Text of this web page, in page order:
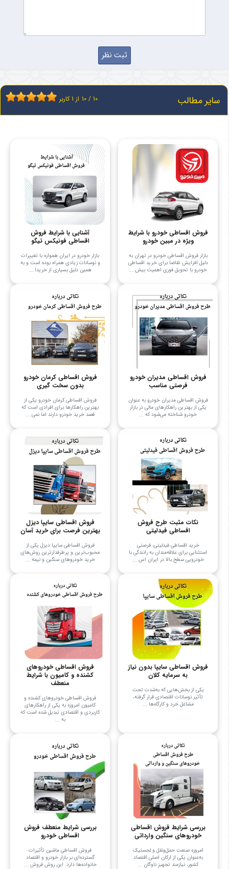
سایر مطالب 10 / 10 از 1کاربر
فروش اقساطی خودرو با شرایط
ویژه در مبین خودرو
بازار فروش اقساطی خودرو در تهران به
دلیل افزایش تقاضا برای خرید اقساطی
خودرو با تحویل فوری اهمیت بیش ...
آشنایی با شرایط فروش
اقساطی فونیکس تیگو
بازار خودرو در ایران همواره با تغییرات
و نوسانات زیادی همراه بوده است و به
همین دلیل بسیاری از خریدا ...
فروش اقساطی مدیران خودرو
فرصتی مناسب
فروش اقساطی مدیران خودرو به عنوان
یکی از بهترین راهکارهای مالی در بازار
خودرو شناخته می‌شود که ...
فروش اقساطی کرمان خودرو
بدون سخت گیری
فروش اقساطی کرمان خودرو یکی از
بهترین راهکارها برای افرادی است که
قصد خرید خودرو دارند اما نمی‌ ...
نکات مثبت طرح فروش
اقساطی فیدلیتی
خرید اقساطی فیدلیتی، فرصتی
استثنایی برای علاقه‌مندان به رانندگی با
خودرویی سطح بالا در ایران اس ...
فروش اقساطی سایپا دیزل
بهترین فرصت برای خرید آسان
فروش اقساطی سایپا دیزل یکی از
محبوب‌ترین و پرطرفدارترین روش‌های
خرید خودروهای سنگین و نیمه ...
فروش اقساطی سایپا بدون نیاز
به سرمایه کلان
یکی از بخش‌هایی که به‌شدت تحت
تأثیر نوسانات اقتصادی قرار گرفته،
مشاغل خرد و کارگاه‌ها ...
فروش اقساطی خودروهای
کشنده و کامیون با شرایط
منعطف
فروش اقساطی خودروهای کشنده و
کامیون امروزه به یکی از راهکارهای
کاربردی و اقتصادی تبدیل شده است که
به ...
بررسی شرایط فروش اقساطی
خودروهای سنگین وارداتی
امروزه صنعت حمل‌ونقل و لجستیک
به‌عنوان یکی از ارکان اصلی اقتصاد
کشور، نیازمند تجهیز ناوگان ...
بررسی شرایط منعطف فروش
اقساطی خودرو
فروش اقساطی ماشین تأثیرات
گسترده‌ای بر بازار خودرو و اقتصاد
خانواده‌ها دارد. این روش فروش ...